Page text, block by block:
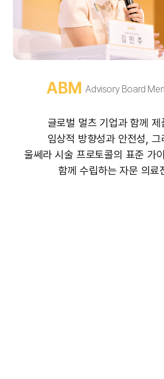
ABMAdvisory Board
글로벌 멀츠 기업과 함께 제
임상적 방향성과 안전성, 그
울쎄라 시술 프로토콜의 표준 가
함께 수립하는 자문 의료